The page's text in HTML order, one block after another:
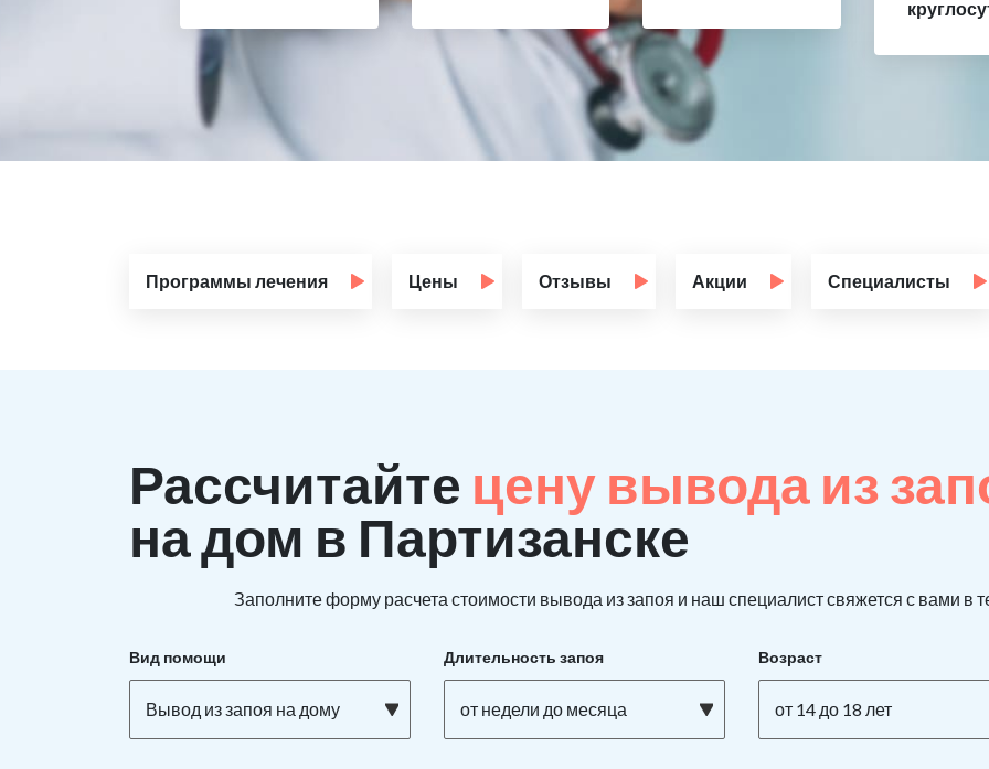
Программы лечения Цены Отзывы Акции Специалисты
Рассчитайте цену вывода из
на дом в Партизанске
Заполните форму расчета стоимости вывода из запоя и наш специалист свяжется с вами в
Вид помощи
Вывод из запоя на дому
Длительность запоя
от недели до месяца
Возраст
от 14 до 18 лет